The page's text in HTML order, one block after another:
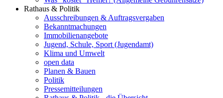
Rathaus & Politik
Ausschreibungen & Auftragsvergaben
Bekanntmachungen
Immobilienangebote
Jugend, Schule, Sport (Jugendamt)
Klima und Umwelt
open data
Planen & Bauen
Politik
Pressemitteilungen